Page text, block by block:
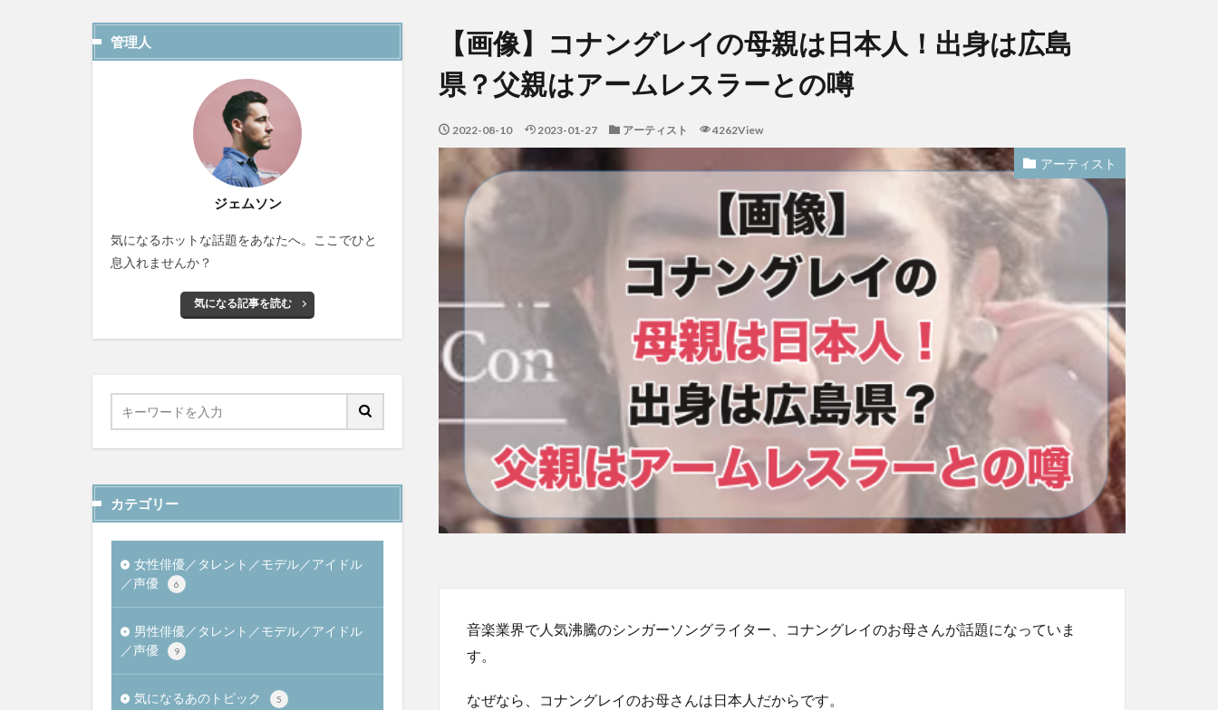
【画像】コナングレイの母親は日本人！出身は広島
県？父親はアームレスラーとの噂
2022-08-10 2023-01-27 アーティスト 4262View
アーティスト
音楽業界で人気沸騰のシンガーソングライター、コナングレイのお母さんが話題になっていま
す。
なぜなら、コナングレイのお母さんは日本人だからです。
管理人
ジェムソン
気になるホットな話題をあなたへ。ここでひと
息入れませんか？
気になる記事を読む
カテゴリー
女性俳優／タレント／モデル／アイドル
／声優
6
男性俳優／タレント／モデル／アイドル
／声優
9
気になるあのトピック 5